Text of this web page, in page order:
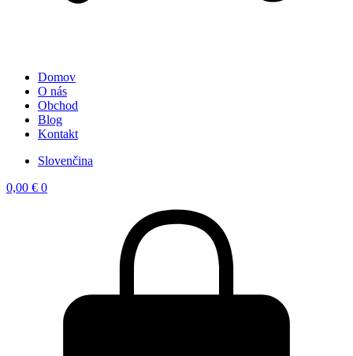
Domov
O nás
Obchod
Blog
Kontakt
Slovenčina
0,00 € 0